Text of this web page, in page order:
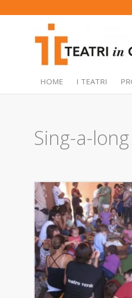
HOME I TEATRI
Sing-a-long